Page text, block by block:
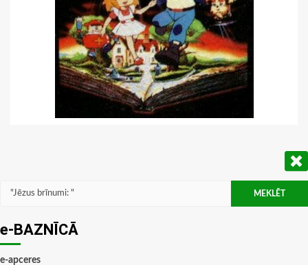
Meklēt:
e-BAZNĪCĀ
e-apceres